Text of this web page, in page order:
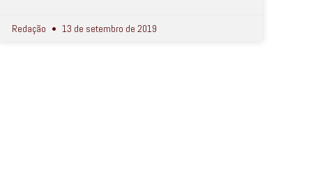
Redação 13 de setembro de 2019